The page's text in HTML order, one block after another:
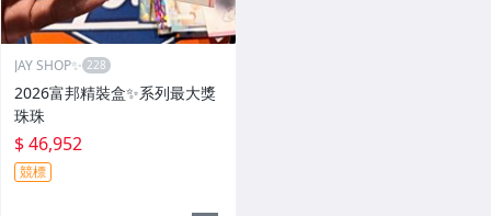
JAY SHOP✨
2026富邦精裝盒✨系列最大獎
珠珠
$ 46,952
競標